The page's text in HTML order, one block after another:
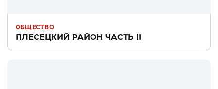
ОБЩЕСТВО
ПЛЕСЕЦКИЙ РАЙОН ЧАСТЬ II